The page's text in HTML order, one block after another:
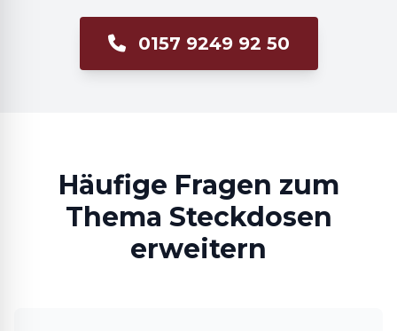
0157 9249 92 50
Häufige Fragen zum
Thema Steckdosen
erweitern